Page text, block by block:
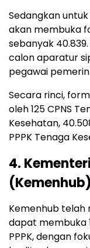
Sedangkan
akan membuka
sebanyak
calon aparatur
pegawai
Secara rinci,
oleh 125 CPNS
Kesehatan,
PPPK Tenaga
4.
(Kemenhub)
Kemenhub telah
dapat membuka
PPPK, dengan